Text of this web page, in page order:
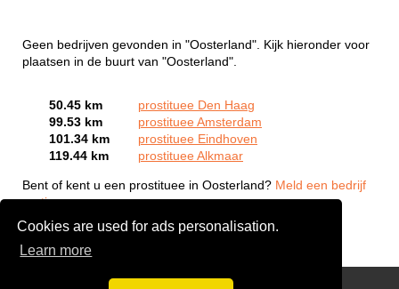
Cookies are used for ads personalisation.
Learn more
Geen bedrijven gevonden in "Oosterland". Kijk hieronder voor
plaatsen in de buurt van "Oosterland".
50.45 km
prostituee Den Haag
99.53 km
prostituee Amsterdam
101.34 km
prostituee Eindhoven
119.44 km
prostituee Alkmaar
Bent of kent u een prostituee in Oosterland? Meld een bedrijf
gratis aan